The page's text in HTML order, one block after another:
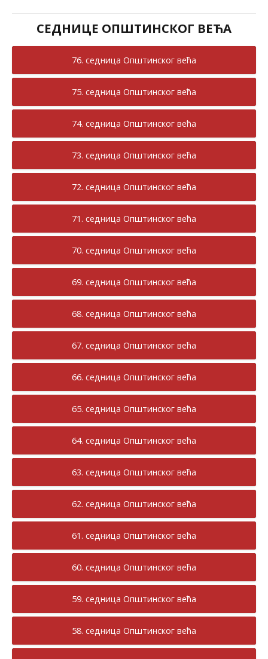
СЕДНИЦЕ ОПШТИНСКОГ ВЕЋА
76. седница Општинског већа
75. седница Општинског већа
74. седница Општинског већа
73. седница Општинског већа
72. седница Општинског већа
71. седница Општинског већа
70. седница Општинског већа
69. седница Општинског већа
68. седница Општинског већа
67. седница Општинског већа
66. седница Општинског већа
65. седница Општинског већа
64. седница Општинског већа
63. седница Општинског већа
62. седница Општинског већа
61. седница Општинског већа
60. седница Општинског већа
59. седница Општинског већа
58. седница Општинског већа